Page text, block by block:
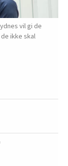
vil gi de
ikke skal